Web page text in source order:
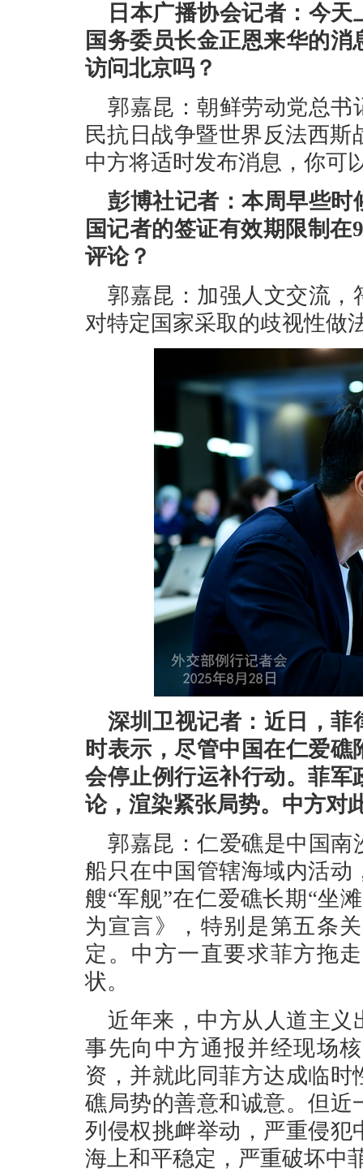
日本广播协会记者：今
国务委员长金正恩来华的
访问北京吗？
郭嘉昆：朝鲜劳动党总书
民抗日战争暨世界反法西
中方将适时发布消息，你可
彭博社记者：本周早些时
国记者的签证有效期限制
评论？
郭嘉昆：加强人文交流，
对特定国家采取的歧视性做
深圳卫视记者：近日，菲
时表示，尽管中国在仁爱
会停止例行运补行动。菲
论，渲染紧张局势。中方对
郭嘉昆：仁爱礁是中国南
船只在中国管辖海域内活
艘“军舰”在仁爱礁长期“坐
为宣言》，特别是第五条
定。中方一直要求菲方拖
状。
近年来，中方从人道主
事先向中方通报并经现场
资，并就此同菲方达成临
礁局势的善意和诚意。但
列侵权挑衅举动，严重侵
海上和平稳定，严重破坏中